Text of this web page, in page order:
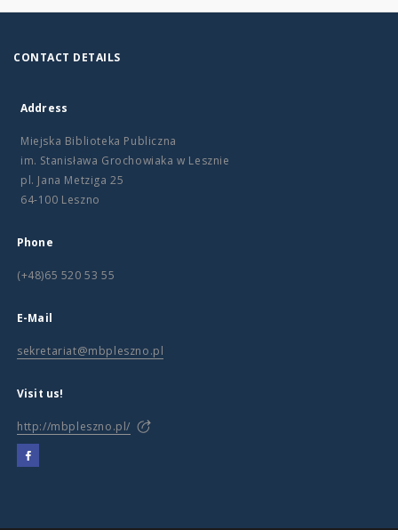
CONTACT DETAILS
Address
Miejska Biblioteka Publiczna
im. Stanisława Grochowiaka w Lesznie
pl. Jana Metziga 25
64-100 Leszno
Phone
(+48)65 520 53 55
E-Mail
sekretariat@mbpleszno.pl
Visit us!
http://mbpleszno.pl/